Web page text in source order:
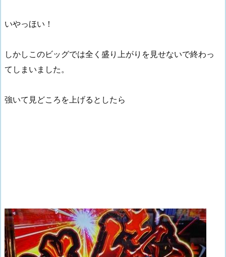
いやっほい！
しかしこのビッグでは全く盛り上がりを見せないで終わっ
てしまいました。
強いて見どころを上げるとしたら